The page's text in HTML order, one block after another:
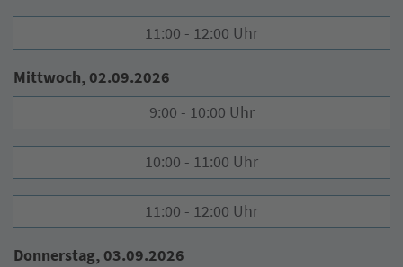
11:00 - 12:00 Uhr
Mittwoch, 02.09.2026
9:00 - 10:00 Uhr
10:00 - 11:00 Uhr
11:00 - 12:00 Uhr
Donnerstag, 03.09.2026